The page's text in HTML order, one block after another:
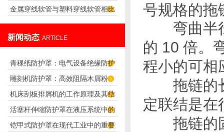
金属穿线软管与塑料穿线软管相比
新闻动态 ARTICLE
青稞纸防护罩：电气设备绝缘防护
专用方案
雕刻机防护罩：高效阻隔木屑粉
尘，守护设备精度与安全
机床刮板排屑机的工作原理及其结
构分析
活塞杆伸缩防护罩在液压系统中的
应用
铠甲式防护罩在现代工业中的重要
号规格的拖
弯曲半径
的 10 倍。
程小的可相
拖链的
定联结是在
拖链的固